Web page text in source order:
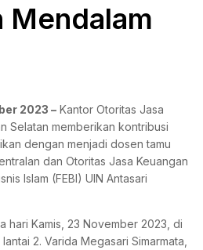
Mendalam
2023 – Kantor Otoritas Jasa
Selatan memberikan kontribusi
dengan menjadi dosen tamu
dan Otoritas Jasa Keuangan
Islam (FEBI) UIN Antasari
hari Kamis, 23 November 2023, di
2. Varida Megasari Simarmata,